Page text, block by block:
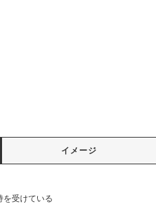
イメージ
を受けている